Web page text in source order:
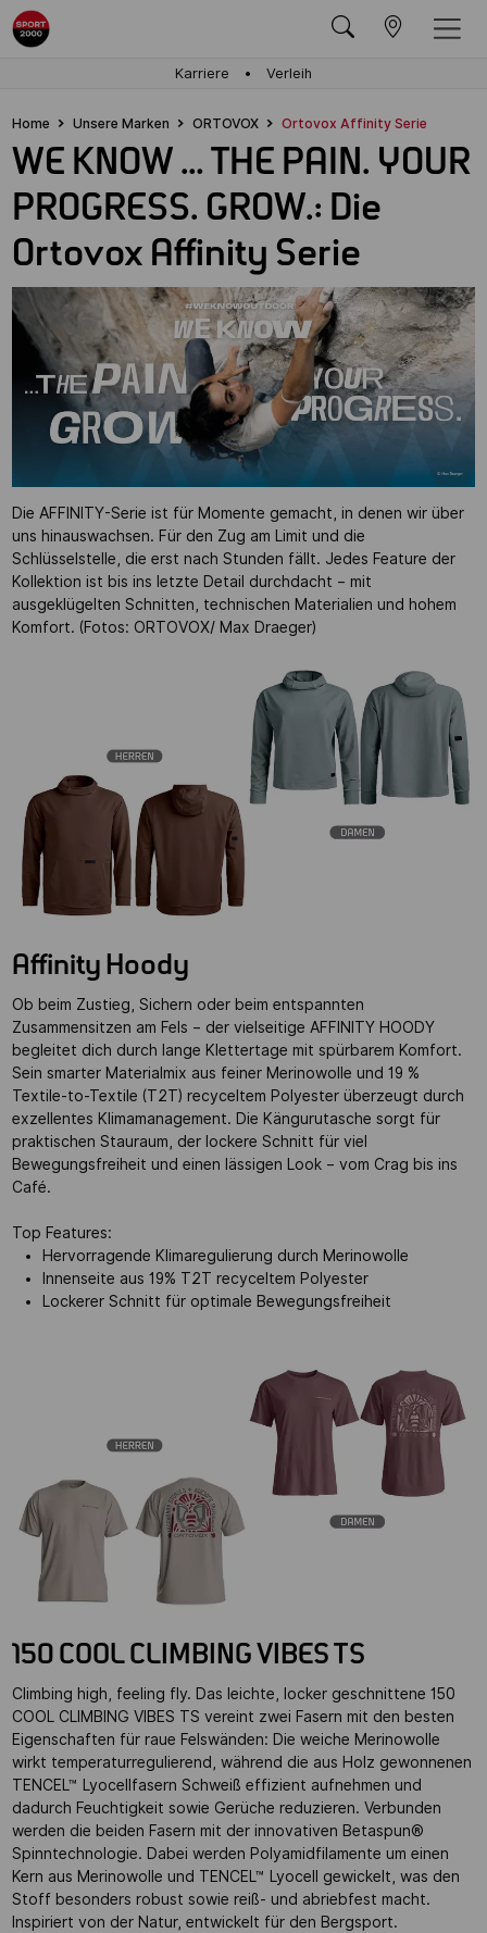
Karriere Verleih
Home Unsere Marken ORTOVOX Ortovox Affinity Serie
WE KNOW … THE PAIN. YOUR
PROGRESS. GROW.: Die
Ortovox Affinity Serie
Die AFFINITY-Serie ist für Momente gemacht, in denen wir über
uns hinauswachsen. Für den Zug am Limit und die
Schlüsselstelle, die erst nach Stunden fällt. Jedes Feature der
Kollektion ist bis ins letzte Detail durchdacht – mit
ausgeklügelten Schnitten, technischen Materialien und hohem
Komfort. (Fotos: ORTOVOX/ Max Draeger)
Affinity Hoody
Ob beim Zustieg, Sichern oder beim entspannten
Zusammensitzen am Fels – der vielseitige AFFINITY HOODY
begleitet dich durch lange Klettertage mit spürbarem Komfort.
Sein smarter Materialmix aus feiner Merinowolle und 19 %
Textile-to-Textile (T2T) recyceltem Polyester überzeugt durch
exzellentes Klimamanagement. Die Kängurutasche sorgt für
praktischen Stauraum, der lockere Schnitt für viel
Bewegungsfreiheit und einen lässigen Look – vom Crag bis ins
Café.
Top Features:
Hervorragende Klimaregulierung durch Merinowolle
Innenseite aus 19% T2T recyceltem Polyester
Lockerer Schnitt für optimale Bewegungsfreiheit
150 COOL CLIMBING VIBES TS
Climbing high, feeling fly. Das leichte, locker geschnittene 150
COOL CLIMBING VIBES TS vereint zwei Fasern mit den besten
Eigenschaften für raue Felswänden: Die weiche Merinowolle
wirkt temperaturregulierend, während die aus Holz gewonnenen
TENCEL™ Lyocellfasern Schweiß effizient aufnehmen und
dadurch Feuchtigkeit sowie Gerüche reduzieren. Verbunden
werden die beiden Fasern mit der innovativen Betaspun®
Spinntechnologie. Dabei werden Polyamidfilamente um einen
Kern aus Merinowolle und TENCEL™ Lyocell gewickelt, was den
Stoff besonders robust sowie reiß- und abriebfest macht.
Inspiriert von der Natur, entwickelt für den Bergsport.